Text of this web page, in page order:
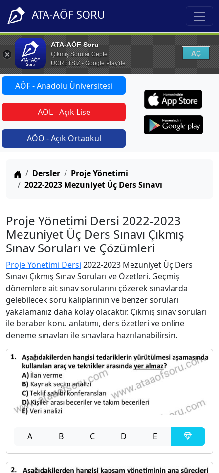
ATA-AÖF SORU
ATA-AÖF Soru
Çıkmış Sorular Cepte
ÜCRETSİZ - Google Play'de
AÇ
AÖF - Anadolu Üniversitesi
AÖL - Açık Lise
AÖO - Açık Ortaokul
Anasayfa
Dersler
Proje Yönetimi
2022-2023 Mezuniyet Üç Ders Sınavı
Proje Yönetimi Dersi 2022-2023
Mezuniyet Üç Ders Sınavı Çıkmış
Sınav Soruları ve Çözümleri
Proje Yönetimi Dersi 2022-2023 Mezuniyet Üç Ders
Sınavı Çıkmış Sınav Soruları ve Özetleri. Geçmiş
dönemlere ait sınav sorularını çözerek sınavlarda
gelebilecek soru kalıplarının ve benzer soruları
yakalamanız daha kolay olacaktır. Çıkmış sınav soruları
ile beraber konu anlatımı, ders özetleri ve online
deneme sınavları ile sınavlara hazrılanabilirsin.
A B C D E